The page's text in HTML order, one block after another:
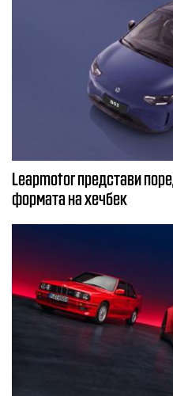
Leapmotor представи
формата на хечбек